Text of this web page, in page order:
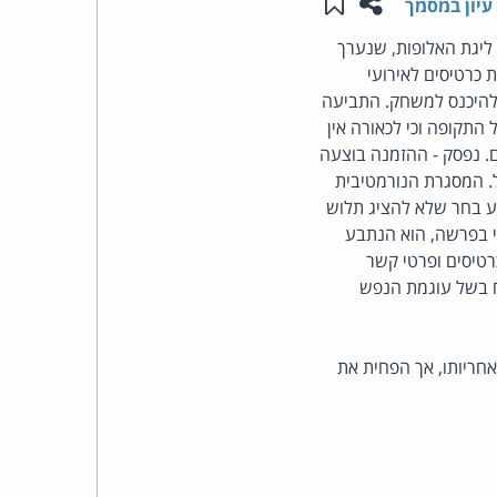
עיון במסמך
למשחק גמר ליגת האלופות, שנערך
לאירועי
למשחק. התביעה
וכי לכאורה אין
נפסק - ההזמנה בוצעה
המסגרת הנורמטיבית
מכר מרחוק. הנתבע בחר שלא להציג תלוש
בפרשה, הוא הנתבע
ופרטי קשר
לתובע פיצוי בסך 6,240 ש"ח בגין נזקיו הישירים וכן פיצוי בסך 65,000 ש"ח בשל עוגמת הנפש
לאחריותו, אך הפחית את